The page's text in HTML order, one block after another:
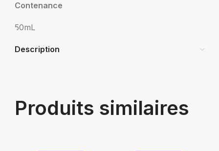
Contenance
50mL
Description
Produits similaires